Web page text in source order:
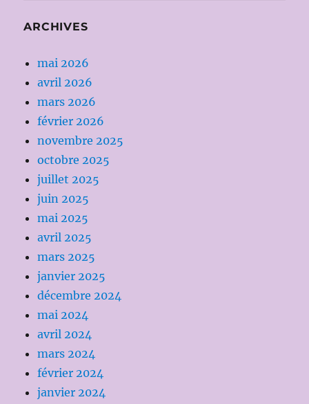
ARCHIVES
mai 2026
avril 2026
mars 2026
février 2026
novembre 2025
octobre 2025
juillet 2025
juin 2025
mai 2025
avril 2025
mars 2025
janvier 2025
décembre 2024
mai 2024
avril 2024
mars 2024
février 2024
janvier 2024